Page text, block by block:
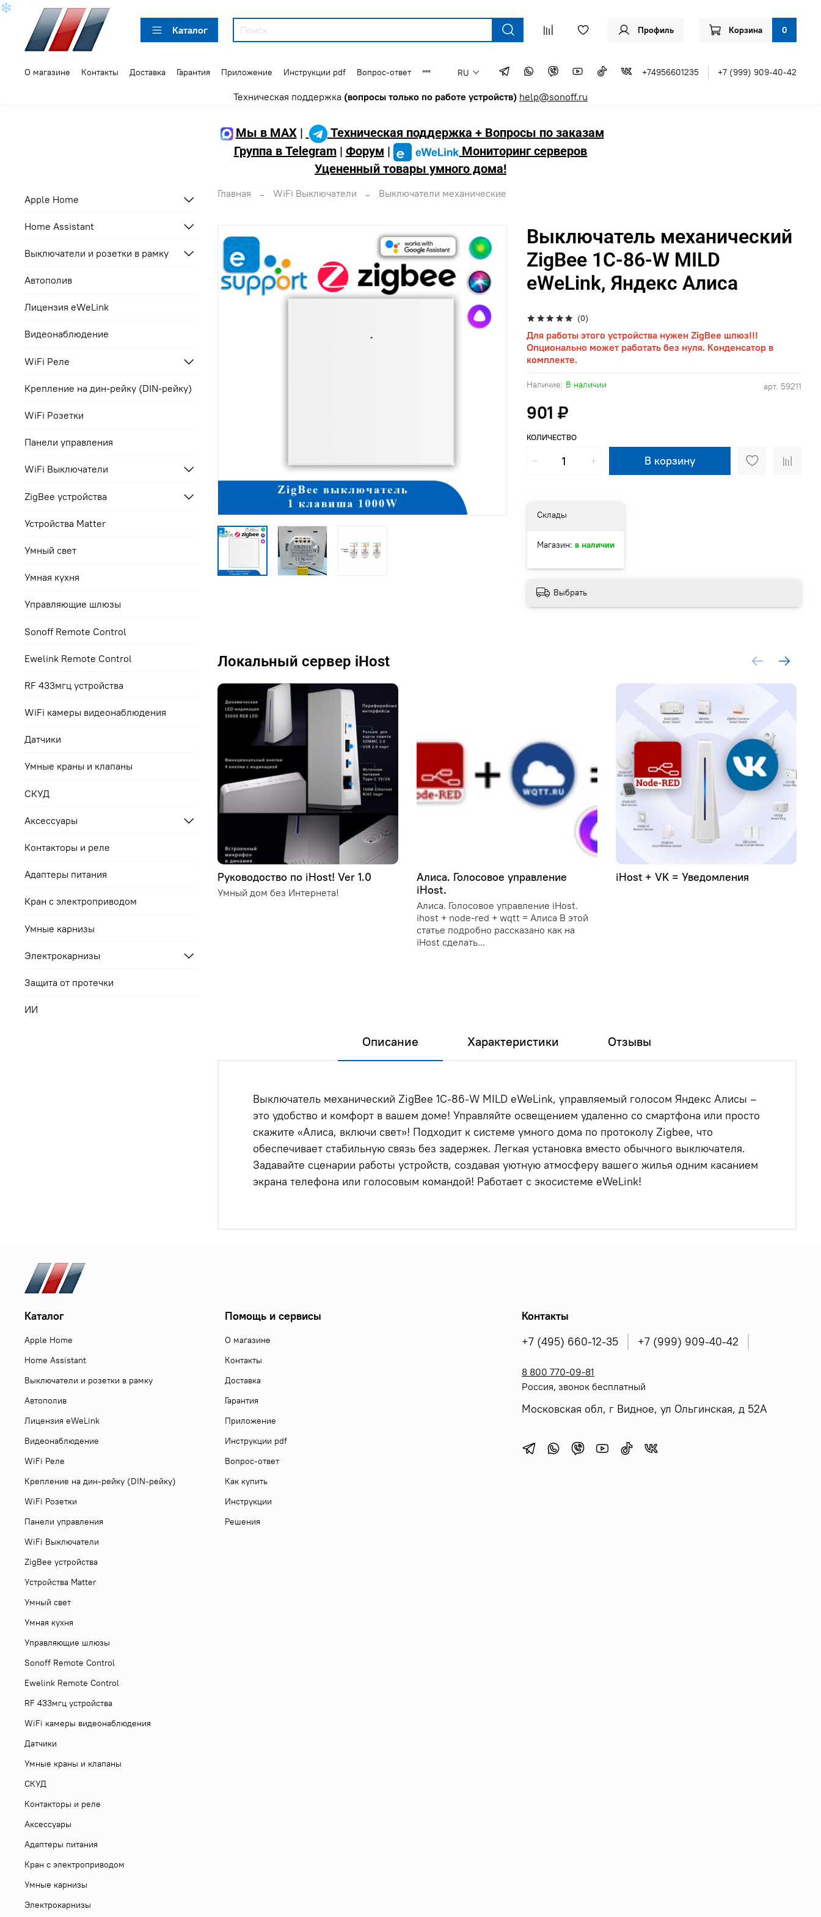
❄
Каталог
Профиль Корзина 0
О магазине Контакты Доставка Гарантия Приложение Инструкции pdf Вопрос-ответ RU +74956601235 +7 (999) 909-40-42
Техническая поддержка (вопросы только по работе устройств) help@sonoff.ru
Мы в MAX|
Техническая поддержка + Вопросы по заказам
Группа в Telegram| Форум |
Мониторинг серверов
Уцененный товары умного дома!
Главная WiFi Выключатели Выключатели механические
(0)
арт. 59211
Наличие: В наличии
Выключатель механический
ZigBee 1C-86-W MILD
eWeLink, Яндекс Алиса
901 ₽
КОЛИЧЕСТВО
В корзину
Для работы этого устройства нужен ZigBee шлюз!!!
Опционально может работать без нуля. Конденсатор в
комплекте.
Склады
Магазин: в наличии
Выбрать
Локальный сервер iHost
Руководоство по iHost! Ver 1.0
Умный дом без Интернета!
Алиса. Голосовое управление
iHost.
Алиса. Голосовое управление iHost.
ihost + node-red + wqtt = Алиса В этой
статье подробно рассказано как на
iHost сделать...
iHost + VK = Уведомления
Описание Характеристики Отзывы
Выключатель механический ZigBee 1C-86-W MILD eWeLink, управляемый голосом Яндекс Алисы –
это удобство и комфорт в вашем доме! Управляйте освещением удаленно со смартфона или просто
скажите «Алиса, включи свет»! Подходит к системе умного дома по протоколу Zigbee, что
обеспечивает стабильную связь без задержек. Легкая установка вместо обычного выключателя.
Задавайте сценарии работы устройств, создавая уютную атмосферу вашего жилья одним касанием
экрана телефона или голосовым командой! Работает с экосистеме eWeLink!
Apple Home
Home Assistant
Выключатели и розетки в рамку
Автополив
Лицензия eWeLink
Видеонаблюдение
WiFi Реле
Крепление на дин-рейку (DIN-рейку)
WiFi Розетки
Панели управления
WiFi Выключатели
ZigBee устройства
Устройства Matter
Умный свет
Умная кухня
Управляющие шлюзы
Sonoff Remote Control
Ewelink Remote Control
RF 433мгц устройства
WiFi камеры видеонаблюдения
Датчики
Умные краны и клапаны
СКУД
Аксессуары
Контакторы и реле
Адаптеры питания
Кран с электроприводом
Умные карнизы
Электрокарнизы
Защита от протечки
ИИ
Каталог
Apple Home
Home Assistant
Выключатели и розетки в рамку
Автополив
Лицензия eWeLink
Видеонаблюдение
WiFi Реле
Крепление на дин-рейку (DIN-рейку)
WiFi Розетки
Панели управления
WiFi Выключатели
ZigBee устройства
Устройства Matter
Умный свет
Умная кухня
Управляющие шлюзы
Sonoff Remote Control
Ewelink Remote Control
RF 433мгц устройства
WiFi камеры видеонаблюдения
Датчики
Умные краны и клапаны
СКУД
Контакторы и реле
Аксессуары
Адаптеры питания
Кран с электроприводом
Умные карнизы
Электрокарнизы
Помощь и сервисы
О магазине
Контакты
Доставка
Гарантия
Приложение
Инструкции pdf
Вопрос-ответ
Как купить
Инструкции
Решения
Контакты
+7 (495) 660-12-35
+7 (999) 909-40-42
8 800 770-09-81
Россия, звонок бесплатный
Московская обл, г Видное, ул Ольгинская, д 52А